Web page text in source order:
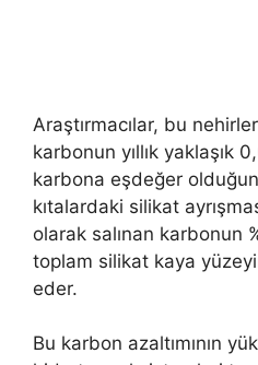
Araştırmacılar, bu
karbonun yıllık yaklaşık
karbona eşdeğer
kıtalardaki silikat
olarak salınan karbonun
toplam silikat kaya
eder.
Bu karbon azaltımının